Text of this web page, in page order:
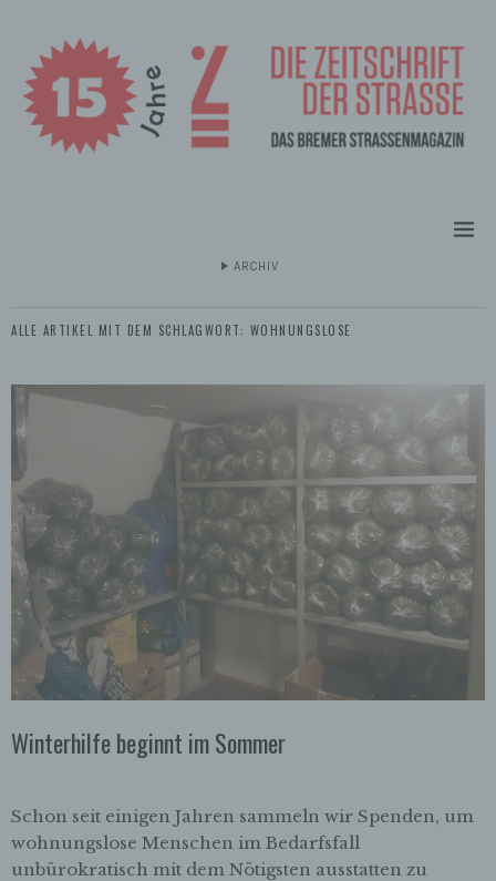
ARCHIV
ALLE ARTIKEL MIT DEM SCHLAGWORT: WOHNUNGSLOSE
Winterhilfe beginnt im Sommer
Schon seit einigen Jahren sammeln wir Spenden, um
wohnungslose Menschen im Bedarfsfall
unbürokratisch mit dem Nötigsten ausstatten zu